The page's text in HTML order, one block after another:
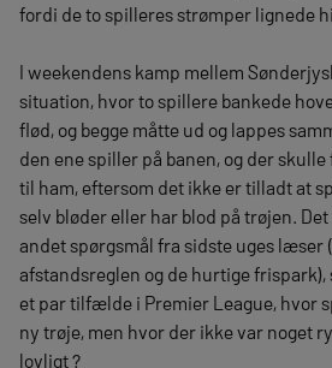
fordi de to spilleres strømper lignede
I weekendens kamp mellem
situation, hvor to spillere bankede
flød, og begge måtte ud og lappes
den ene spiller på banen, og der
til ham, eftersom det ikke er tilladt at
selv bløder eller har blod på trøjen.
andet spørgsmål fra sidste uges læser
afstandsreglen og de hurtige
et par tilfælde i Premier League, hvor
ny trøje, men hvor der ikke var noget
lovligt ?